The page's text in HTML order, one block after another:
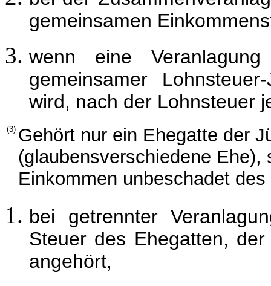
gemeinsamen
wenn eine
gemeinsamer
wird, nach der Lohnsteuer
(3) Gehört nur ein Ehegatte der
(glaubensverschiedene
Einkommen unbeschadet
bei getrennter
Steuer des Ehegatten,
angehört,